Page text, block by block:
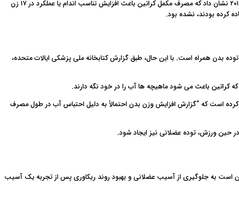
با این حال، یک مطالعه منتشر شده در سال ۲۰۱۷ نشان داد که مصرف مکمل کراتین باعث افزایش تناسب اندام یا عملکرد در ۱۷ زن
بدن همراه است. با این حال، طبق گزارش کتابخانه ملی پزشکی ایالات متحده،
کراتین باعث می شود ماهیچه ها آب را در خود نگه دارند.
منتشر شده در سال ۲۰۰۳، اشاره کرده است که “گزارش افزایش وزن بدن احتمالاً به دلیل احتباس آب در طول مصرف
ورزش، توده عضلانی نیز ایجاد شود.
است به جلوگیری از آسیب عضلانی و بهبود روند ریکاوری پس از تجربه یک آسیب